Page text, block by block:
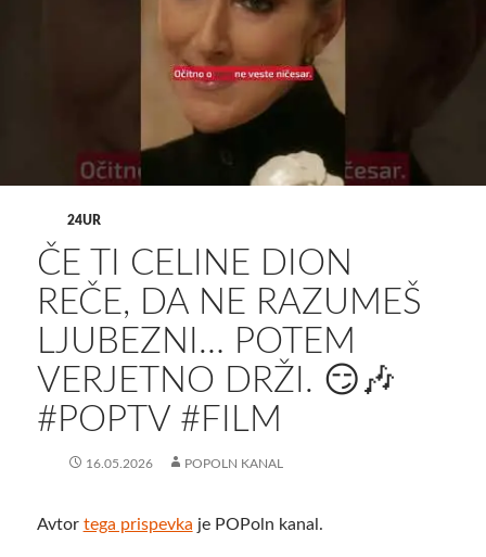
24UR
ČE TI CELINE DION
REČE, DA NE RAZUMEŠ
LJUBEZNI… POTEM
VERJETNO DRŽI. 😏🎶
#POPTV #FILM
16.05.2026 POPOLN KANAL
Avtor tega prispevka je POPoln kanal.